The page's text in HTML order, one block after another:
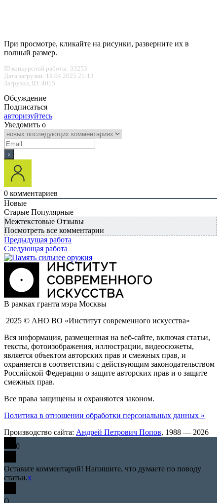
При просмотре, кликайте на рисунки, разверните их в
полный размер.
ID конкурсной работы: 33253
Дата загрузки: 19.04.2025 21:13
Загрузил, ID: 4015
Обсуждение
Подписаться
авторизуйтесь
Уведомить о
0 комментариев
Новые
Старые Популярные
Межтекстовые Отзывы
Посмотреть все комментарии
Предыдущая работа
Следующая работа
В рамках гранта мэра Москвы
2025 © АНО ВО «Институт современного искусства»
Вся информация, размещенная на веб-сайте, включая статьи,
тексты, фотоизображения, иллюстрации, видеосюжеты,
является объектом авторских прав и смежных прав, и
охраняется в соответствии с действующим законодательством
Российской Федерации о защите авторских прав и о защите
смежных прав.
Все права защищены и охраняются законом.
Политика в отношении обработки персональных данных »
Производство сайта: Андрей Петрович Попов, 1988 — 2026
0
Оставьте комментарий! Напишите, что думаете по поводу
статьи.x
()